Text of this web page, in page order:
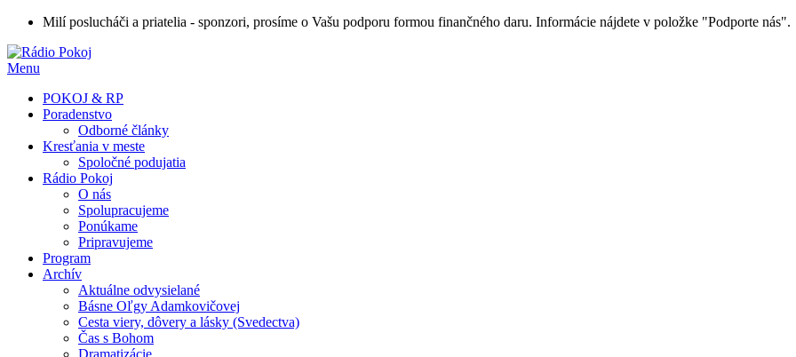
Milí poslucháči a priatelia - sponzori, prosíme o Vašu podporu formou finančného daru. Informácie nájdete v položke "Podporte nás".
Menu
POKOJ & RP
Poradenstvo
Odborné články
Kresťania v meste
Spoločné podujatia
Rádio Pokoj
O nás
Spolupracujeme
Ponúkame
Pripravujeme
Program
Archív
Aktuálne odvysielané
Básne Oľgy Adamkovičovej
Cesta viery, dôvery a lásky (Svedectva)
Čas s Bohom
Dramatizácie